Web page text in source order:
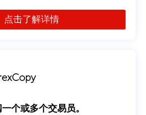
点击了解详情
个或多个交易员。